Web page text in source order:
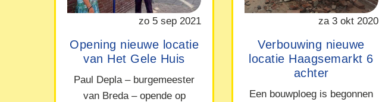
zo 5 sep 2021
Opening nieuwe locatie
van Het Gele Huis
Paul Depla – burgemeester
van Breda – opende op
za 3 okt 2020
Verbouwing nieuwe
locatie Haagsemarkt 6
achter
Een bouwploeg is begonnen